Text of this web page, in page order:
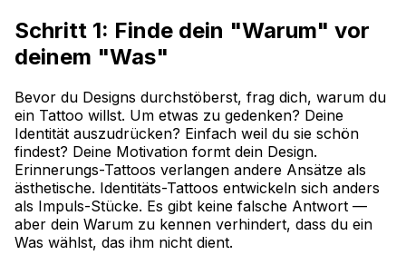
Schritt 1: Finde dein "Warum" vor
deinem "Was"
Bevor du Designs durchstöberst, frag dich, warum du
ein Tattoo willst. Um etwas zu gedenken? Deine
Identität auszudrücken? Einfach weil du sie schön
findest? Deine Motivation formt dein Design.
Erinnerungs-Tattoos verlangen andere Ansätze als
ästhetische. Identitäts-Tattoos entwickeln sich anders
als Impuls-Stücke. Es gibt keine falsche Antwort —
aber dein Warum zu kennen verhindert, dass du ein
Was wählst, das ihm nicht dient.